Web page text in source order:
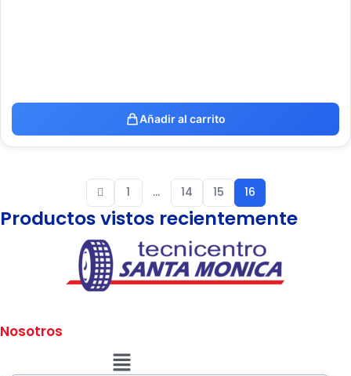
Añadir al carrito
1 … 14 15 16
Productos vistos recientemente
Nosotros
Menú